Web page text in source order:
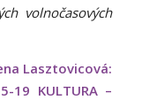
volnočasových
Lasztovicová:
19 KULTURA –